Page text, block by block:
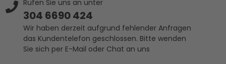
Rufen Sie uns an unter
304 6690 424
Wir haben derzeit aufgrund fehlender Anfragen
das Kundentelefon geschlossen. Bitte wenden
Sie sich per E-Mail oder Chat an uns